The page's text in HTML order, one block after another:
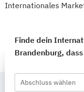
Internationales
Finde dein
Brandenburg,
Abschluss wählen